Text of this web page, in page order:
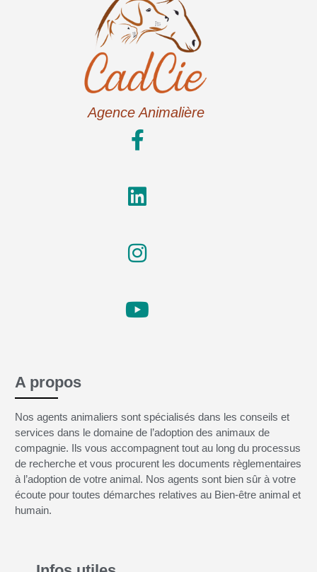
Agence Animalière
A propos
Nos agents animaliers sont spécialisés dans les conseils et
services dans le domaine de l’adoption des animaux de
compagnie. Ils vous accompagnent tout au long du processus
de recherche et vous procurent les documents règlementaires
à l’adoption de votre animal. Nos agents sont bien sûr à votre
écoute pour toutes démarches relatives au Bien-être animal et
humain.